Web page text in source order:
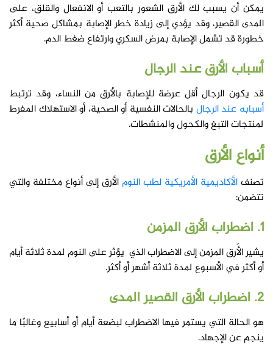
يمكن أن يسبب لك الأرق الشعور بالتعب أو الانفعال والقلق، على
المدى القصير، وقد يؤدي إلى زيادة خطر الإصابة بمشاكل صحية أكثر
خطورة قد تشمل الإصابة بمرض السكري وارتفاع ضغط الدم.
أسباب الأرق عند الرجال
قد يكون الرجال أقل عرضة للإصابة بالأرق من النساء، وقد ترتبط
أسبابه عند الرجال بالحالات النفسية أو الصحية، أو الاستهلاك المفرط
لمنتجات التبغ والكحول والمنشطات.
أنواعالأرق
تصنفالأكاديمية الأمريكية لطب النوم الأرق إلى أنواع مختلفة والتي
تتضمن:
1. اضطراب الأرق المزمن
يشير الأَرق المزمن إلى الاضطراب الذي يؤثر على النوم لمدة ثلاثة أيام
أو أكثر في الأسبوع لمدة ثلاثة أشهر أو أكثر.
2. اضطراب الأرق القصير المدى
هو الحالة التي يستمر فيها الاضطراب لبضعة أيام أو أسابيع وغالبًا ما
ينجم عن الإجهاد.